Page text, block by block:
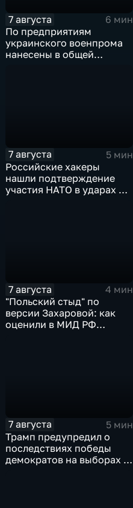
7 августа
6 мин
По предприятиям
украинского военпрома
нанесены в общей
7 августа
5 мин
Российские хакеры
нашли подтверждение
участия НАТО в ударах по
7 августа
4 мин
"Польский стыд" по
версии Захаровой: как
оценили в МИД РФ
7 августа
5 мин
Трамп предупредил о
последствиях победы
демократов на выборах в